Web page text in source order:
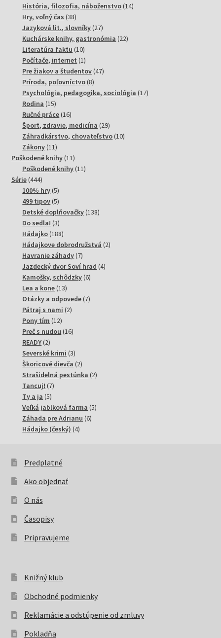
produkty
História, filozofia, náboženstvo 1414
Hry, voľný čas 3838
produktov
Jazyková lit., slovníky 2727
produktov
Kuchárske knihy, gastronómia 2222
Literatúra faktu 1010
produktov
Počítače, internet 11
produkt
Pre žiakov a študentov 4747
Príroda, poľovníctvo 88
produktov
Psychológia, pedagogika, sociológia 1717
Rodina 1515
produktov
Ručné práce 1616
produktov
Šport, zdravie, medicína 2929
produktov
Záhradkárstvo, chovateľstvo 1010
Zákony 1111
produktov
Poškodené knihy 1111
produktov
Poškodené knihy 1111
Série 444444
produktov
100% hry 55
produktov
499 tipov 55
produktov
Detské doplňovačky 138138
Do sedla! 33
produkty
Hádajko 188188
produktov
Hádajkove dobrodružstvá 22
Havranie záhady 77
produktov
Jazdecký dvor Soví hrad 44
Kamošky, schôdzky 66
Lea a kone 1313
produktov
Otázky a odpovede 77
Pátraj s nami 22
Pony tím 1212
produktov
Preč s nudou 1616
READY 22
produkty
Severské krimi 33
produkty
Škoricové dievča 22
produkty
Strašidelná pestúnka 22
Tancuj! 77
Ty a ja 55
produktov
Veľká jablková farma 55
Záhada pre Adrianu 66
Hádajko (český) 44
Predplatné
Ako objednať
O nás
Časopisy
Pripravujeme
Knižný klub
Obchodné podmienky
Reklamácie a odstúpenie od zmluvy
Pokladňa